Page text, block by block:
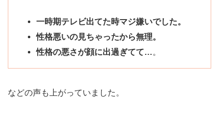
一時期テレビ出てた時マジ嫌いでした。
性格悪いの見ちゃったから無理。
性格の悪さが顔に出過ぎてて… 。
などの声も上がっていました。